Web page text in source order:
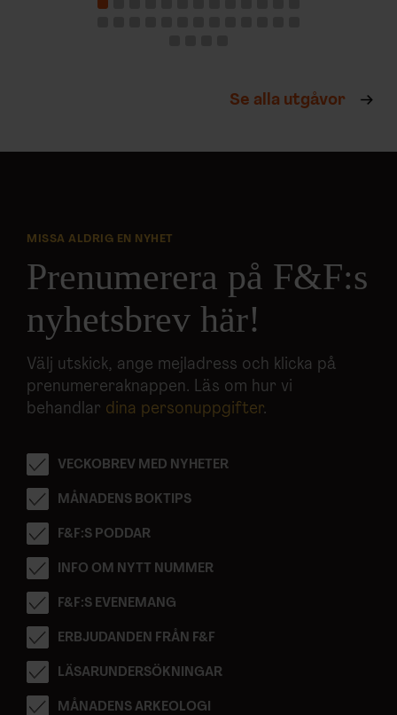
Se alla utgåvor
MISSA ALDRIG EN NYHET
Prenumerera på F&F:s
nyhetsbrev här!
Välj utskick, ange mejladress och klicka på
prenumereraknappen. Läs om hur vi
behandlar dina personuppgifter.
VECKOBREV MED NYHETER
MÅNADENS BOKTIPS
F&F:S PODDAR
INFO OM NYTT NUMMER
F&F:S EVENEMANG
ERBJUDANDEN FRÅN F&F
LÄSARUNDERSÖKNINGAR
MÅNADENS ARKEOLOGI